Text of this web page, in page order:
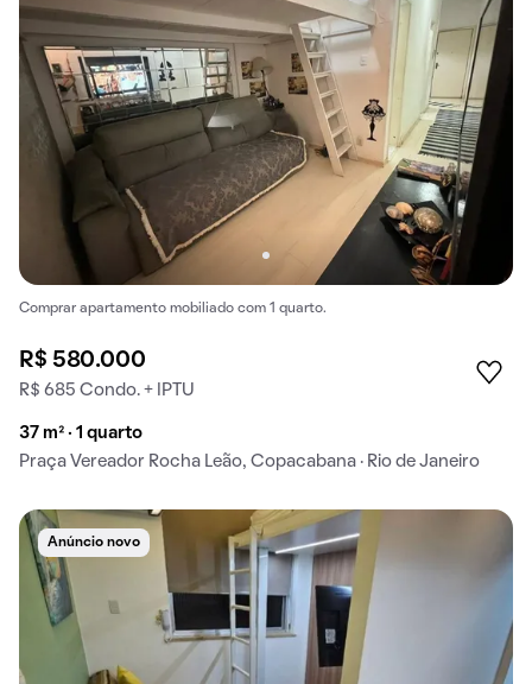
Comprar apartamento mobiliado com 1 quarto.
R$ 580.000
R$ 685 Condo. + IPTU
37 m² · 1 quarto
Praça Vereador Rocha Leão, Copacabana · Rio de Janeiro
Anúncio novo